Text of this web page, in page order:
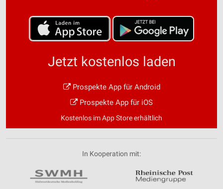
Jetzt kostenlos laden
Prospekte App für Android
Prospekte App für iOS
Kostenlos im App Store erhältlich
In Kooperation mit: